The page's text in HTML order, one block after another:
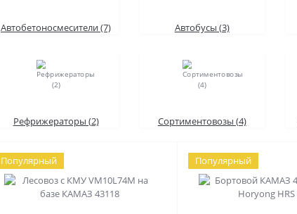
Автобетоносмесители (7) Автобусы (3)
Рефрижераторы (2) Сортиментовозы (4)
Популярный Популярный